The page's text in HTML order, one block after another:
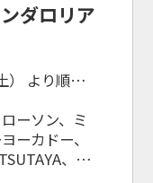
ダロリア
より順次発
ーソン、ミ
ーカドー、
、ド